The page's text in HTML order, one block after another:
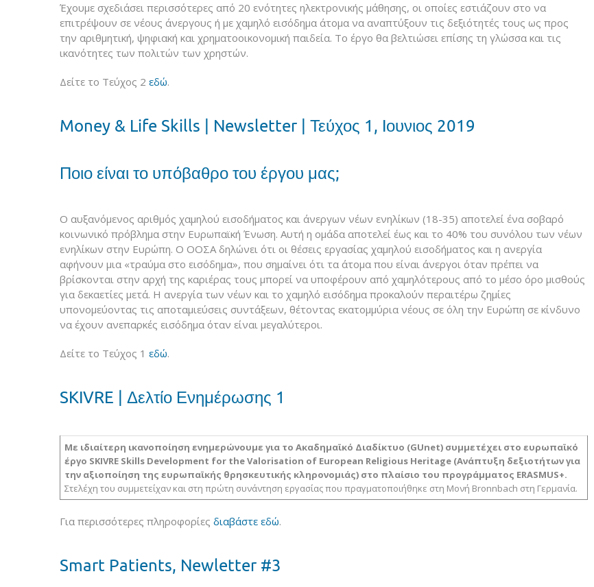
Έχουμε σχεδιάσει περισσότερες από 20 ενότητες ηλεκτρονικής μάθησης, οι οποίες εστιάζουν στο να
επιτρέψουν σε νέους άνεργους ή με χαμηλό εισόδημα άτομα να αναπτύξουν τις δεξιότητές τους ως προς
την αριθμητική, ψηφιακή και χρηματοοικονομική παιδεία. Το έργο θα βελτιώσει επίσης τη γλώσσα και τις
ικανότητες των πολιτών των χρηστών.
Δείτε το Τεύχος 2 εδώ.
Money & Life Skills | Newsletter | Τεύχος 1, Iουνιος 2019
Ποιο είναι το υπόβαθρο του έργου μας;
Ο αυξανόμενος αριθμός χαμηλού εισοδήματος και άνεργων νέων ενηλίκων (18-35) αποτελεί ένα σοβαρό
κοινωνικό πρόβλημα στην Ευρωπαϊκή Ένωση. Αυτή η ομάδα αποτελεί έως και το 40% του συνόλου των νέων
ενηλίκων στην Ευρώπη. Ο ΟΟΣΑ δηλώνει ότι οι θέσεις εργασίας χαμηλού εισοδήματος και η ανεργία
αφήνουν μια «τραύμα στο εισόδημα», που σημαίνει ότι τα άτομα που είναι άνεργοι όταν πρέπει να
βρίσκονται στην αρχή της καριέρας τους μπορεί να υποφέρουν από χαμηλότερους από το μέσο όρο μισθούς
για δεκαετίες μετά. Η ανεργία των νέων και το χαμηλό εισόδημα προκαλούν περαιτέρω ζημίες
υπονομεύοντας τις αποταμιεύσεις συντάξεων, θέτοντας εκατομμύρια νέους σε όλη την Ευρώπη σε κίνδυνο
να έχουν ανεπαρκές εισόδημα όταν είναι μεγαλύτεροι.
Δείτε το Τεύχος 1 εδώ.
SKIVRE | Δελτίο Ενημέρωσης 1
Με ιδιαίτερη ικανοποίηση ενημερώνουμε για το Ακαδημαϊκό Διαδίκτυο (GUnet) συμμετέχει στο ευρωπαϊκό
έργο SKIVRE Skills Development for the Valorisation of European Religious Heritage (Ανάπτυξη δεξιοτήτων για
την αξιοποίηση της ευρωπαϊκής θρησκευτικής κληρονομιάς) στο πλαίσιο του προγράμματος ERASMUS+.
Στελέχη του συμμετείχαν και στη πρώτη συνάντηση εργασίας που πραγματοποιήθηκε στη Μονή Bronnbach στη Γερμανία.
Για περισσότερες πληροφορίες διαβάστε εδώ.
Smart Patients, Newletter #3